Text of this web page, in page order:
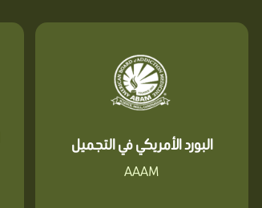
البورد الأمريكي في التجميل
AAAM